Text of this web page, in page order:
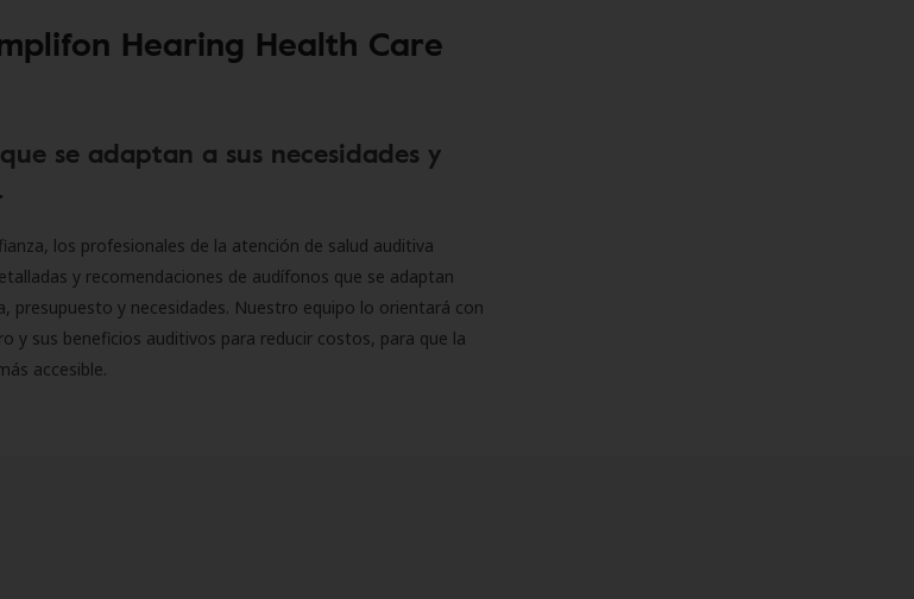
Hearing Health Care
se adaptan a sus necesidades y
los profesionales de la atención de salud auditiva
y recomendaciones de audífonos que se adaptan
presupuesto y necesidades. Nuestro equipo lo orientará con
y sus beneficios auditivos para reducir costos, para que la
accesible.